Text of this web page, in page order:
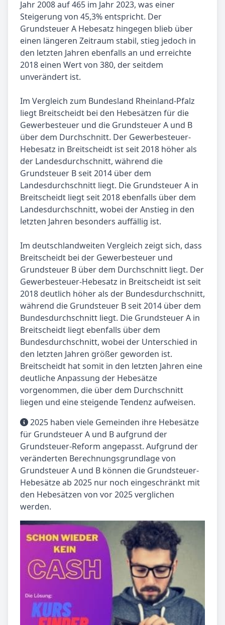
Jahr 2008 auf 465 im Jahr 2023, was einer
Steigerung von 45,3% entspricht. Der
Grundsteuer A Hebesatz hingegen blieb über
einen längeren Zeitraum stabil, stieg jedoch in
den letzten Jahren ebenfalls an und erreichte
2018 einen Wert von 380, der seitdem
unverändert ist.
Im Vergleich zum Bundesland Rheinland-Pfalz
liegt Breitscheidt bei den Hebesätzen für die
Gewerbesteuer und die Grundsteuer A und B
über dem Durchschnitt. Der Gewerbesteuer-
Hebesatz in Breitscheidt ist seit 2018 höher als
der Landesdurchschnitt, während die
Grundsteuer B seit 2014 über dem
Landesdurchschnitt liegt. Die Grundsteuer A in
Breitscheidt liegt seit 2018 ebenfalls über dem
Landesdurchschnitt, wobei der Anstieg in den
letzten Jahren besonders auffällig ist.
Im deutschlandweiten Vergleich zeigt sich, dass
Breitscheidt bei der Gewerbesteuer und
Grundsteuer B über dem Durchschnitt liegt. Der
Gewerbesteuer-Hebesatz in Breitscheidt ist seit
2018 deutlich höher als der Bundesdurchschnitt,
während die Grundsteuer B seit 2014 über dem
Bundesdurchschnitt liegt. Die Grundsteuer A in
Breitscheidt liegt ebenfalls über dem
Bundesdurchschnitt, wobei der Unterschied in
den letzten Jahren größer geworden ist.
Breitscheidt hat somit in den letzten Jahren eine
deutliche Anpassung der Hebesätze
vorgenommen, die über dem Durchschnitt
liegen und eine steigende Tendenz aufweisen.
2025 haben viele Gemeinden ihre Hebesätze
für Grundsteuer A und B aufgrund der
Grundsteuer-Reform angepasst. Aufgrund der
veränderten Berechnungsgrundlage von
Grundsteuer A und B können die Grundsteuer-
Hebesätze ab 2025 nur noch eingeschränkt mit
den Hebesätzen von vor 2025 verglichen
werden.